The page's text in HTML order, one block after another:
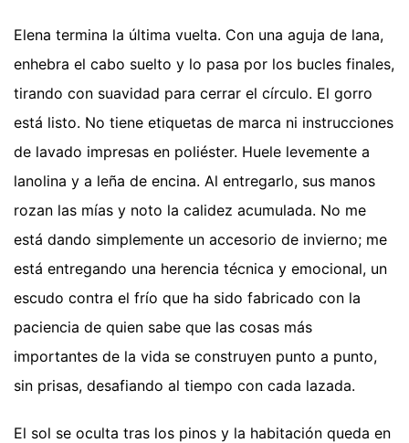
Elena termina la última vuelta. Con una aguja de lana,
enhebra el cabo suelto y lo pasa por los bucles finales,
tirando con suavidad para cerrar el círculo. El gorro
está listo. No tiene etiquetas de marca ni instrucciones
de lavado impresas en poliéster. Huele levemente a
lanolina y a leña de encina. Al entregarlo, sus manos
rozan las mías y noto la calidez acumulada. No me
está dando simplemente un accesorio de invierno; me
está entregando una herencia técnica y emocional, un
escudo contra el frío que ha sido fabricado con la
paciencia de quien sabe que las cosas más
importantes de la vida se construyen punto a punto,
sin prisas, desafiando al tiempo con cada lazada.
El sol se oculta tras los pinos y la habitación queda en